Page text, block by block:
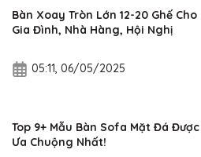
Bàn Xoay Tròn Lớn 12-20 Ghế Cho
Gia Đình, Nhà Hàng, Hội Nghị
05:11, 06/05/2025
Top 9+ Mẫu Bàn Sofa Mặt Đá Được
Ưa Chuộng Nhất!